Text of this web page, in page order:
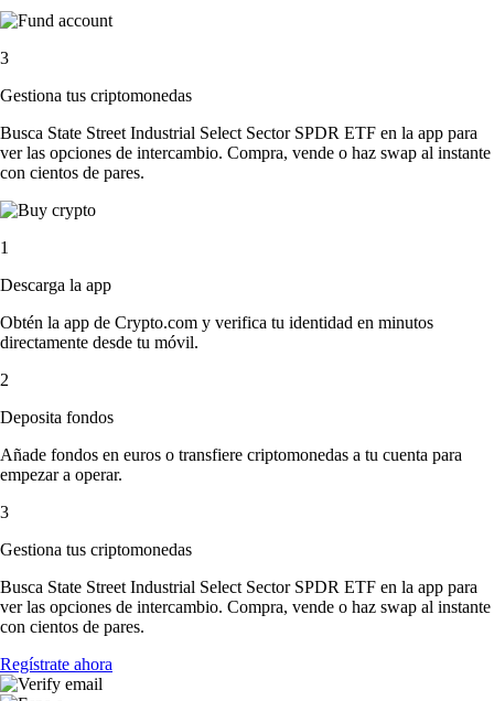
3
Gestiona tus criptomonedas
Busca State Street Industrial Select Sector SPDR ETF en la app para
ver las opciones de intercambio. Compra, vende o haz swap al instante
con cientos de pares.
1
Descarga la app
Obtén la app de Crypto.com y verifica tu identidad en minutos
directamente desde tu móvil.
2
Deposita fondos
Añade fondos en euros o transfiere criptomonedas a tu cuenta para
empezar a operar.
3
Gestiona tus criptomonedas
Busca State Street Industrial Select Sector SPDR ETF en la app para
ver las opciones de intercambio. Compra, vende o haz swap al instante
con cientos de pares.
Regístrate ahora